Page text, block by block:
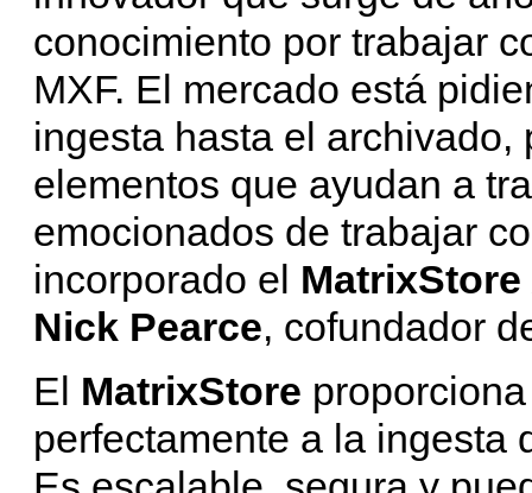
conocimiento por trabajar
MXF. El mercado está
ingesta hasta el
elementos que ayudan a
emocionados de trabajar
incorporado el MatrixStore
Nick Pearce, cofundador
El MatrixStore
perfectamente a la ingesta